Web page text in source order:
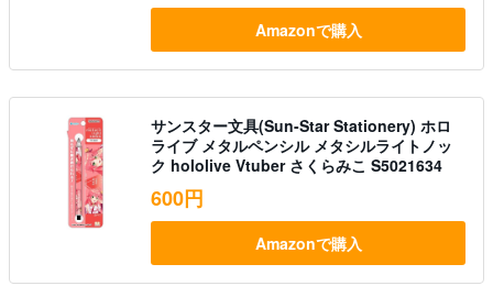
Amazonで購入
サンスター文具(Sun-Star Stationery) ホロ
ライブ メタルペンシル メタシルライトノッ
ク hololive Vtuber さくらみこ S5021634
600円
Amazonで購入